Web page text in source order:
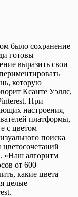
было сохранение
готовы
выразить свои
которую
Ксанте Уэллс,
При
настроения,
платформы,
с цветом
поиска
«Наш алгоритм
от 600
какие цвета
целые